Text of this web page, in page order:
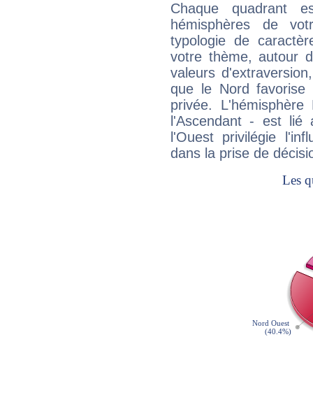
Chaque quadrant
hémisphères de
typologie de
votre thème, autour
valeurs
que le Nord favorise
privée.
l'Ascendant - est
l'Ouest privilégie
dans la prise de